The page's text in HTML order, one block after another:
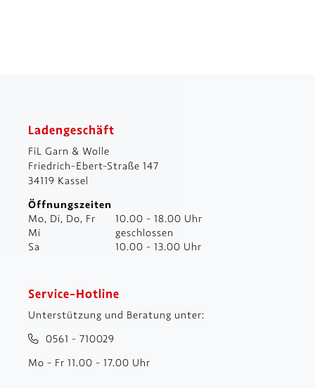
Ladengeschäft
FiL Garn & Wolle
Friedrich-Ebert-Straße 147
34119 Kassel
Öffnungszeiten
Mo, Di, Do, Fr
Mi
Sa
10.00 - 18.00 Uhr
geschlossen
10.00 - 13.00 Uhr
Service-Hotline
Unterstützung und Beratung unter:
0561 - 710029
Mo - Fr 11.00 - 17.00 Uhr